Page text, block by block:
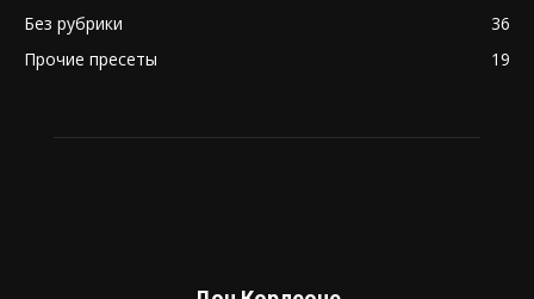
Без рубрики
36
Прочие пресеты
19